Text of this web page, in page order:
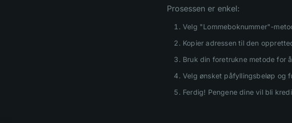
Prosessen er enkel:
Velg "Lommeboknummer"-
Kopier adressen til den
Bruk din foretrukne metode for
Velg ønsket påfyllingsbeløp og
Ferdig! Pengene dine vil bli